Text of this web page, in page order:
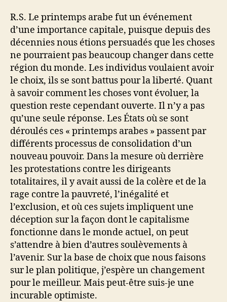
R.S. Le printemps arabe fut un événement
d’une importance capitale, puisque depuis des
décennies nous étions persuadés que les choses
ne pourraient pas beaucoup changer dans cette
région du monde. Les individus voulaient avoir
le choix, ils se sont battus pour la liberté. Quant
à savoir comment les choses vont évoluer, la
question reste cependant ouverte. Il n’y a pas
qu’une seule réponse. Les États où se sont
déroulés ces « printemps arabes » passent par
différents processus de consolidation d’un
nouveau pouvoir. Dans la mesure où derrière
les protestations contre les dirigeants
totalitaires, il y avait aussi de la colère et de la
rage contre la pauvreté, l’inégalité et
l’exclusion, et où ces sujets impliquent une
déception sur la façon dont le capitalisme
fonctionne dans le monde actuel, on peut
s’attendre à bien d’autres soulèvements à
l’avenir. Sur la base de choix que nous faisons
sur le plan politique, j’espère un changement
pour le meilleur. Mais peut-être suis-je une
incurable optimiste.